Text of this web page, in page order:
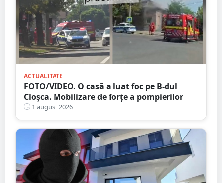
ACTUALITATE
FOTO/VIDEO. O casă a luat foc pe B-dul
Cloșca. Mobilizare de forțe a pompierilor
1 august 2026